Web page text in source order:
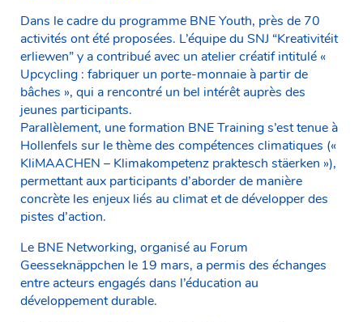
Dans le cadre du programme BNE Youth, près de 70
activités ont été proposées. L’équipe du SNJ “Kreativitéit
erliewen” y a contribué avec un atelier créatif intitulé «
Upcycling : fabriquer un porte-monnaie à partir de
bâches », qui a rencontré un bel intérêt auprès des
jeunes participants.
Parallèlement, une formation BNE Training s’est tenue à
Hollenfels sur le thème des compétences climatiques («
KliMAACHEN – Klimakompetenz praktesch stäerken »),
permettant aux participants d’aborder de manière
concrète les enjeux liés au climat et de développer des
pistes d’action.
Le BNE Networking, organisé au Forum
Geesseknäppchen le 19 mars, a permis des échanges
entre acteurs engagés dans l’éducation au
développement durable.